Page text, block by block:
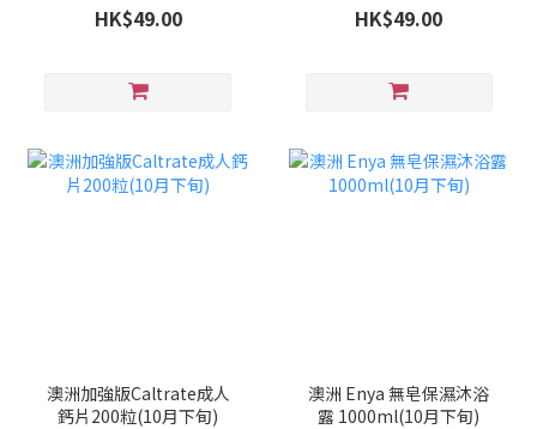
HK$49.00 HK$49.00
澳洲加強版Caltrate成人
鈣片200粒(10月下旬)
澳洲 Enya 無皂保濕沐浴
露 1000ml(10月下旬)